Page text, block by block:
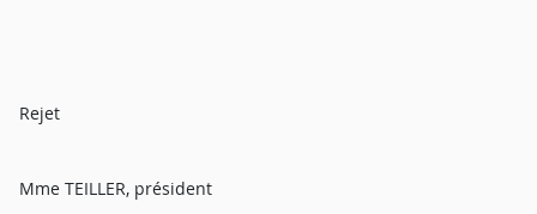
Rejet
Mme TEILLER, président